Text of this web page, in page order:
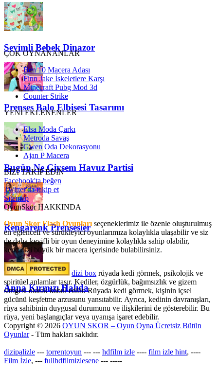
Sevimli Bebek Dinazor
Prenses Balo Elbisesi Tasarımı
Bugün Ne Giysem Havuz Partisi
Rengarenk Prensesler
Anna Kırmızı Halıda
ÇOK OYNANANLAR
Ben 10 Macera Adası
Finn Jake İskeletlere Karşı
Minecraft Pubg Mod 3d
Counter Strike
YENİ EKLENENLER
Elsa Moda Çarkı
Metroda Savaş
Gwen Oda Dekorasyonu
Ajan P Macera
BİZİ TAKİP EDİN
Facebook'ta beğen
Twitter'da takip et
Sitemap
OyunSkor HAKKINDA
Oyun Skor Flash Oyunları seçeneklerimiz ile özenle oluşturulmuş
en eğlenceli ve sürükleyici oyunlarımıza kolaylıkla ulaşabilir ve siz
de daha keyifli bir oyun deneyimine kolaylıkla sahip olabilir,
kendinizi büyük bir macera içerisinde bulabilirsiniz.
dizi box rüyada kedi görmek​, psikolojik ve
spiritüel anlamlar taşır. Kediler, özgürlük, bağımsızlık ve gizem
simgesi olarak kabul edilir. Rüyada kedi görmek, kişinin içsel
gücünü keşfetme arzusunu yansıtabilir. Ayrıca, kedinin davranışları,
rüya sahibinin duygusal durumunu ve ilişkilerini de gösterebilir. Bu
rüya, yeni başlangıçlar veya uyanışa işaret edebilir.
Copyright © 2026 OYUN SKOR – Oyun Oyna Ücretsiz Bütün
Oyunlar- Tüm hakları saklıdır.
dizipalizle --- torrentoyun --- --- hdfilm izle ---- film izle hint, ----
Film İzle, --- fullhdfilmizlesene --- -----